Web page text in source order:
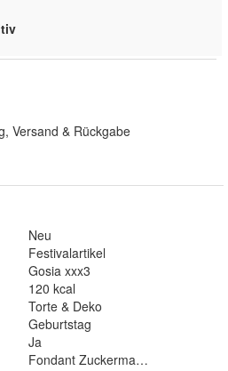
Versand & Rückgabe
Neu
Festivalartikel
Gosia xxx3
120 kcal
Torte & Deko
Geburtstag
Ja
Fondant Zuckermasse Oblate